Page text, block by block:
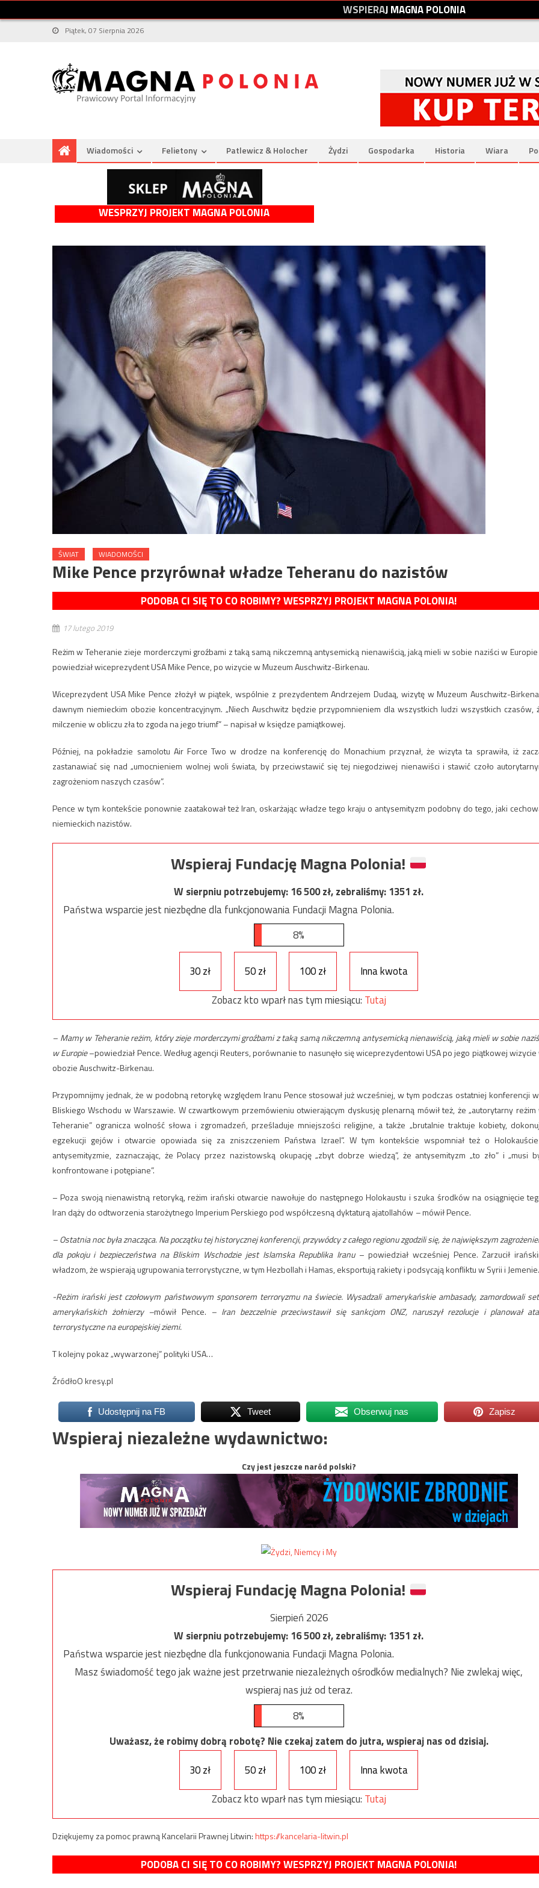
WSPIERAJMAGNAPOLONIA
Piątek, 07 Sierpnia 2026
Wiadomości Felietony Patlewicz & Holocher Żydzi Gospodarka Historia Wiara
WESPRZYJ PROJEKT MAGNA POLONIA
ŚWIAT WIADOMOŚCI
Mike Pence przyrównał władze Teheranu do nazistów
PODOBA CI SIĘ TO CO ROBIMY? WESPRZYJ PROJEKT MAGNA POLONIA!
17 lutego 2019
Reżim w Teheranie zieje morderczymi groźbami z taką samą nikczemną antysemicką nienawiścią, jaką mieli w sobie naziści w
powiedział wiceprezydent USA Mike Pence, po wizycie w Muzeum Auschwitz-Birkenau.
Wiceprezydent USA Mike Pence złożył w piątek, wspólnie z prezydentem Andrzejem Dudaą, wizytę w Muzeum Auschwitz-
dawnym niemieckim obozie koncentracyjnym. „Niech Auschwitz będzie przypomnieniem dla wszystkich ludzi wszystkich czasów,
milczenie w obliczu zła to zgoda na jego triumf” – napisał w księdze pamiątkowej.
Później, na pokładzie samolotu Air Force Two w drodze na konferencję do Monachium przyznał, że wizyta ta sprawiła, iż
zastanawiać się nad „umocnieniem wolnej woli świata, by przeciwstawić się tej niegodziwej nienawiści i stawić czoło
zagrożeniom naszych czasów”.
Pence w tym kontekście ponownie zaatakował też Iran, oskarżając władze tego kraju o antysemityzm podobny do tego, jaki
niemieckich nazistów.
Wspieraj Fundację Magna Polonia!
W sierpniu potrzebujemy:16 500zł, zebraliśmy:1351 zł.
Państwa wsparcie jest niezbędne dla funkcjonowania Fundacji Magna Polonia.
8%
30 zł 50 zł 100 zł
Inna kwota
Zobacz kto wparł nas tym miesiącu: Tutaj
– Mamy w Teheranie reżim, który zieje morderczymi groźbami z taką samą nikczemną antysemicką nienawiścią, jaką mieli w sobie
w Europie–powiedział Pence. Według agencji Reuters, porównanie to nasunęło się wiceprezydentowi USA po jego piątkowej wizycie
obozie Auschwitz-Birkenau.
Przypomnijmy jednak, że w podobną retorykę względem Iranu Pence stosował już wcześniej, w tym podczas ostatniej konferencji
Bliskiego Wschodu w Warszawie. W czwartkowym przemówieniu otwierającym dyskusję plenarną mówił też, że „autorytarny reżim
Teheranie” ogranicza wolność słowa i zgromadzeń, prześladuje mniejszości religijne, a także „brutalnie traktuje kobiety,
egzekucji gejów i otwarcie opowiada się za zniszczeniem Państwa Izrael”. W tym kontekście wspomniał też o
antysemityzmie, zaznaczając, że Polacy przez nazistowską okupację „zbyt dobrze wiedzą”, że antysemityzm „to zło” i „musi
konfrontowane i potępiane”.
– Poza swoją nienawistną retoryką, reżim irański otwarcie nawołuje do następnego Holokaustu i szuka środków na osiągnięcie
Iran dąży do odtworzenia starożytnego Imperium Perskiego pod współczesną dyktaturą ajatollahów –mówił Pence.
– Ostatnia noc była znacząca. Na początku tej historycznej konferencji, przywódcy z całego regionu zgodzili się, że największym
dla pokoju i bezpieczeństwa na Bliskim Wschodzie jest Islamska Republika Iranu– powiedział wcześniej Pence. Zarzucił
władzom, że wspierają ugrupowania terrorystyczne, w tym Hezbollah i Hamas, eksportują rakiety i podsycają konfliktu w Syrii i Jemenie.
-Reżim irański jest czołowym państwowym sponsorem terroryzmu na świecie. Wysadzali amerykańskie ambasady, zamordowali
amerykańskich żołnierzy –mówił Pence. – Iran bezczelnie przeciwstawił się sankcjom ONZ, naruszył rezolucje i planował
terrorystyczne na europejskiej ziemi.
T kolejny pokaz „wywarzonej” polityki USA…
ŹródłoO kresy.pl
Udostępnij na FB Tweet Obserwuj nas Zapisz
Wspieraj niezależne wydawnictwo:
Czy jest jeszcze naród polski?
Wspieraj Fundację Magna Polonia!
Sierpień 2026
W sierpniu potrzebujemy:16 500zł, zebraliśmy:1351 zł.
Państwa wsparcie jest niezbędne dla funkcjonowania Fundacji Magna Polonia.
Masz świadomość tego jak ważne jest przetrwanie niezależnych ośrodków medialnych? Nie zwlekaj więc,
wspieraj nas już od teraz.
8%
Uważasz, że robimy dobrą robotę? Nie czekaj zatem do jutra, wspieraj nas od dzisiaj.
30 zł
50 zł 100 zł
Inna kwota
Zobacz kto wparł nas tym miesiącu: Tutaj
Dziękujemy za pomoc prawną Kancelarii Prawnej Litwin:https://kancelaria-litwin.pl
PODOBA CI SIĘ TO CO ROBIMY? WESPRZYJ PROJEKT MAGNA POLONIA!